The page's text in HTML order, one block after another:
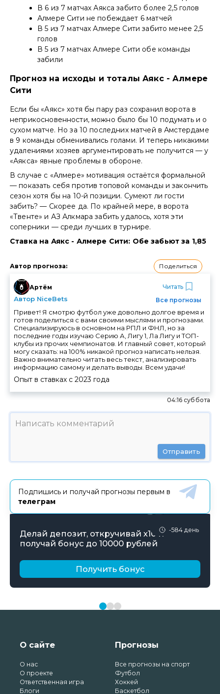
В 6 из 7 матчах Аякса забито более 2,5 голов
Алмере Сити не побеждает 6 матчей
В 5 из 7 матчах Алмере Сити забито менее 2,5
голов
В 5 из 7 матчах Алмере Сити обе команды
забили
Прогноз на исходы и тоталы Аякс - Алмере
Сити
Если бы «Аякс» хотя бы пару раз сохранил ворота в
неприкосновенности, можно было бы 10 подумать и о
сухом матче. Но за 10 последних матчей в Амстердаме
в 9 команды обменивались голами. И теперь никакими
удалениями хозяев аргументировать не получится — у
«Аякса» явные проблемы в обороне.
В случае с «Алмере» мотивация остаётся формальной
— показать себя против топовой команды и закончить
сезон хотя бы на 10-й позиции. Сумеют ли гости
забить? — Скорее да. По крайней мере, в ворота
«Твенте» и АЗ Алкмара забить удалось, хотя эти
соперники — среди лучших в турнире.
Ставка на Аякс - Алмере Сити: Обе забьют за 1,85
Автор прогноза: Поделиться
Артём
Автор NiceBets
Читать
Все прогнозы
Привет! Я смотрю футбол уже довольно долгое время и
готов поделиться с вами своими мыслями и прогнозами.
Специализируюсь в основном на РПЛ и ФНЛ, но за
последние годы изучаю Серию А, Лигу 1, Ла Лигу и ТОП-
клубы из прочих чемпионатов. И главный совет, который
могу сказать: на 100% никакой прогноз написать нельзя.
Важно внимательно читать весь текст, анализировать
информацию самому и делать выводы. Всем удачи!
Опыт в ставках с 2023 года
04:16 суббота
Отправить
Подпишись и получай прогнозы первым в
телеграм
-584 день
Делай депозит, откручивай х10 и
получай бонус до 10000 рублей
Получить бонус
О сайте
О нас
О проекте
Ответственная игра
Блоги
Прогнозы
Все прогнозы на спорт
Футбол
Хоккей
Баскетбол